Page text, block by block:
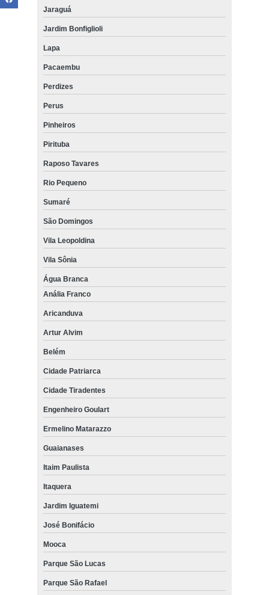
Jaraguá
Jardim Bonfiglioli
Lapa
Pacaembu
Perdizes
Perus
Pinheiros
Pirituba
Raposo Tavares
Rio Pequeno
Sumaré
São Domingos
Vila Leopoldina
Vila Sônia
Água Branca
Anália Franco
Aricanduva
Artur Alvim
Belém
Cidade Patriarca
Cidade Tiradentes
Engenheiro Goulart
Ermelino Matarazzo
Guaianases
Itaim Paulista
Itaquera
Jardim Iguatemi
José Bonifácio
Mooca
Parque São Lucas
Parque São Rafael